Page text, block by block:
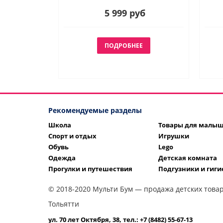
5 999 руб
ПОДРОБНЕЕ
Рекомендуемые разделы
Школа
Спорт и отдых
Обувь
Одежда
Прогулки и путешествия
Товары для
Игрушки
Lego
Детская комната
Подгузники и
© 2018-2020 Мульти Бум — продажа детских
Тольятти
ул. 70 лет Октября, 38, тел.: +7 (8482) 55-67-13